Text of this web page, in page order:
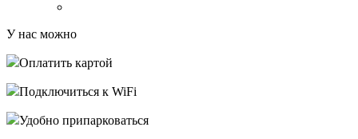
У нас можно
Оплатить картой
Подключиться к WiFi
Удобно припарковаться